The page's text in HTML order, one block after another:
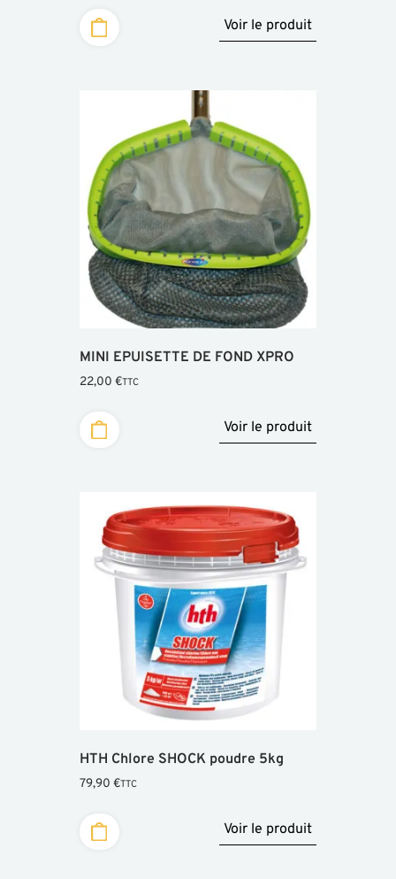
Voir le produit
MINI EPUISETTE DE FOND XPRO
22,00 €TTC
Voir le produit
HTH Chlore SHOCK poudre 5kg
79,90 €TTC
Voir le produit